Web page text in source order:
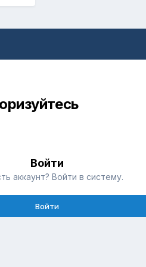
Войти
аккаунт? Войти в систему.
Войти